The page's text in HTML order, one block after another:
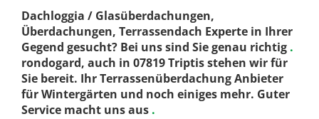
Dachloggia / Glasüberdachungen,
Überdachungen, Terrassendach Experte in Ihrer
Gegend gesucht? Bei uns sind Sie genau richtig .
rondogard, auch in 07819 Triptis stehen wir für
Sie bereit. Ihr Terrassenüberdachung Anbieter
für Wintergärten und noch einiges mehr. Guter
Service macht uns aus .